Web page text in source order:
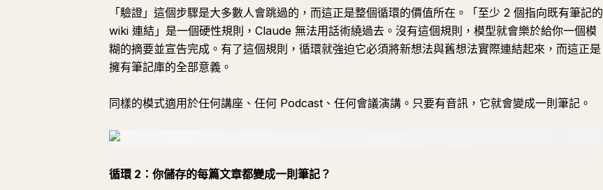
「驗證」這個步驟是大多數人會跳過的，而這正是整個循環的價值所在。「至少 2 個指向既有筆記的
wiki 連結」是一個硬性規則，Claude 無法用話術繞過去。沒有這個規則，模型就會樂於給你一個模
糊的摘要並宣告完成。有了這個規則，循環就強迫它必須將新想法與舊想法實際連結起來，而這正是
擁有筆記庫的全部意義。
同樣的模式適用於任何講座、任何 Podcast、任何會議演講。只要有音訊，它就會變成一則筆記。
循環 2：你儲存的每篇文章都變成一則筆記？